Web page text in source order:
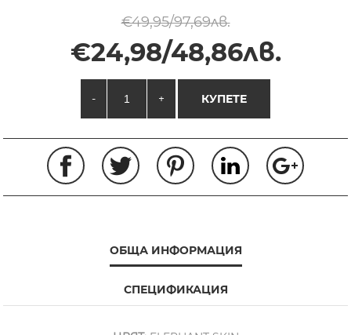
€49,95/97,69лв.
€24,98/48,86лв.
- + КУПЕТЕ
ОБЩА ИНФОРМАЦИЯ
СПЕЦИФИКАЦИЯ